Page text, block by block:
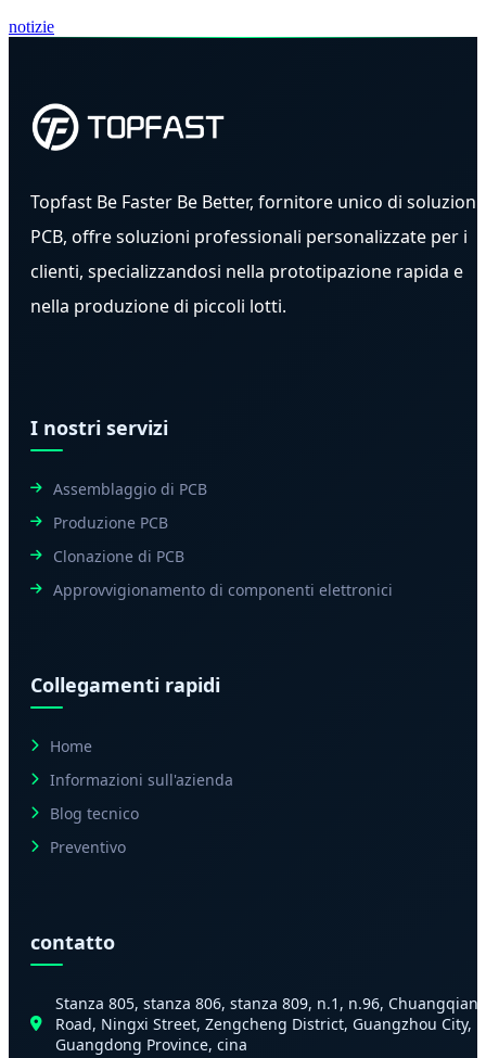
notizie
Topfast Be Faster Be Better, fornitore unico di soluzioni
PCB, offre soluzioni professionali personalizzate per i
clienti, specializzandosi nella prototipazione rapida e
nella produzione di piccoli lotti.
I nostri servizi
Assemblaggio di PCB
Produzione PCB
Clonazione di PCB
Approvvigionamento di componenti elettronici
Collegamenti rapidi
Home
Informazioni sull'azienda
Blog tecnico
Preventivo
contatto
Stanza 805, stanza 806, stanza 809, n.1, n.96,
Road, Ningxi Street, Zengcheng District, Guangzhou City,
Guangdong Province, cina